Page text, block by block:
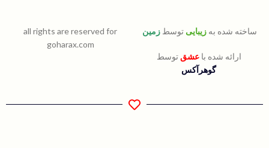
ساخته شده به زیبایی توسط زمین
ارائه شده باعشق توسط
گوهرآکس
all rights are reserved for
goharax.com